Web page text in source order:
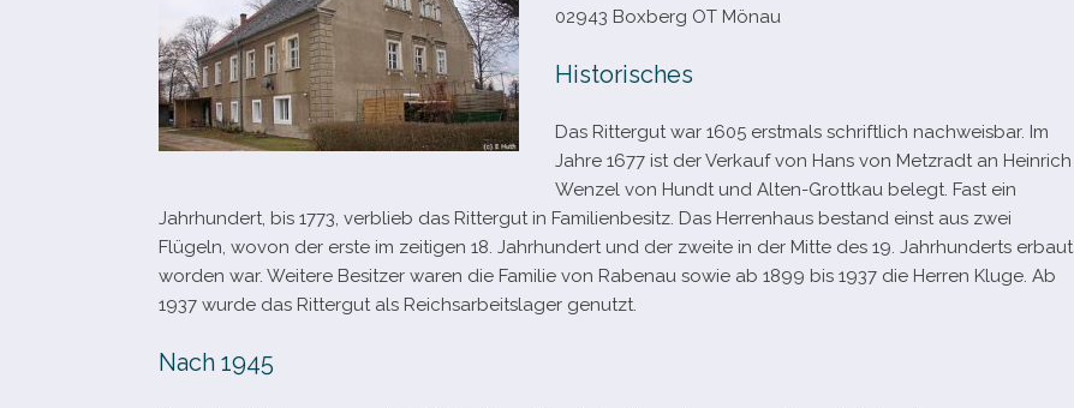
02943 Boxberg OT Mönau
Historisches
Das Rittergut war 1605 erst­mals schrift­lich nach­weis­bar. Im
Jahre 1677 ist der Verkauf von Hans von Metzradt an Heinrich
Wenzel von Hundt und Alten-​Grottkau belegt. Fast ein
Jahrhundert, bis 1773, ver­blieb das Rittergut in Familienbesitz. Das Herrenhaus bestand einst aus zwei
Flügeln, wovon der erste im zei­ti­gen 18. Jahrhundert und der zweite in der Mitte des 19. Jahrhunderts erbaut
wor­den war. Weitere Besitzer waren die Familie von Rabenau sowie ab 1899 bis 1937 die Herren Kluge. Ab
1937 wurde das Rittergut als Reichsarbeitslager genutzt.
Nach 1945